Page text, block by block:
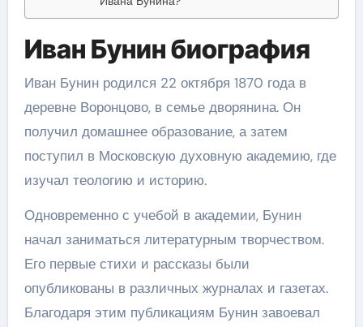
Иван Бунин биография
Иван Бунин родился 22 октября 1870 года в
деревне Воронцово, в семье дворянина. Он
получил домашнее образование, а затем
поступил в Московскую духовную академию, где
изучал теологию и историю.
Одновременно с учебой в академии, Бунин
начал заниматься литературным творчеством.
Его первые стихи и рассказы были
опубликованы в различных журналах и газетах.
Благодаря этим публикациям Бунин завоевал